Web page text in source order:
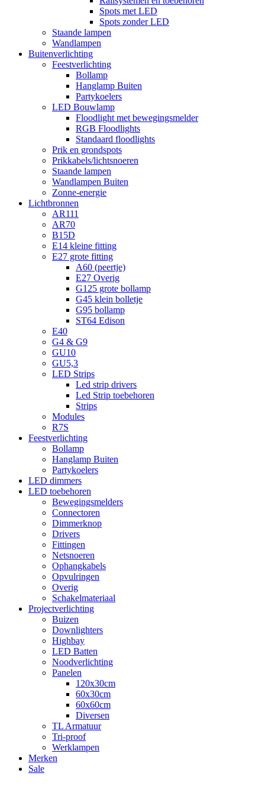
Spots met LED
Spots zonder LED
Staande lampen
Wandlampen
Buitenverlichting
Feestverlichting
Bollamp
Hanglamp Buiten
Partykoelers
LED Bouwlamp
Floodlight met bewegingsmelder
RGB Floodlights
Standaard floodlights
Prik en grondspots
Prikkabels/lichtsnoeren
Staande lampen
Wandlampen Buiten
Zonne-energie
Lichtbronnen
AR111
AR70
B15D
E14 kleine fitting
E27 grote fitting
A60 (peertje)
E27 Overig
G125 grote bollamp
G45 klein bolletje
G95 bollamp
ST64 Edison
E40
G4 & G9
GU10
GU5,3
LED Strips
Led strip drivers
Led Strip toebehoren
Strips
Modules
R7S
Feestverlichting
Bollamp
Hanglamp Buiten
Partykoelers
LED dimmers
LED toebehoren
Bewegingsmelders
Connectoren
Dimmerknop
Drivers
Fittingen
Netsnoeren
Ophangkabels
Opvulringen
Overig
Schakelmateriaal
Projectverlichting
Buizen
Downlighters
Highbay
LED Batten
Noodverlichting
Panelen
120x30cm
60x30cm
60x60cm
Diversen
TL Armatuur
Tri-proof
Werklampen
Merken
Sale